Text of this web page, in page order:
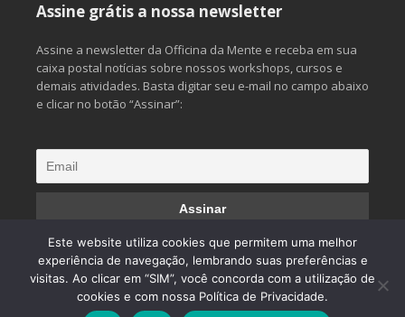
Assine grátis a nossa newsletter
Assine a newsletter da Officina da Mente e receba em sua
caixa postal notícias sobre nossos workshops, cursos e
demais atividades. Basta digitar seu e-mail no campo abaixo
e clicar no botão “Assinar”:
© 2013 Officina da Mente. Todos os direitos reservados.
Este website utiliza cookies que permitem uma melhor
experiência de navegação, lembrando suas preferências e
visitas. Ao clicar em “SIM”, você concorda com a utilização de
cookies e com nossa Política de Privacidade.